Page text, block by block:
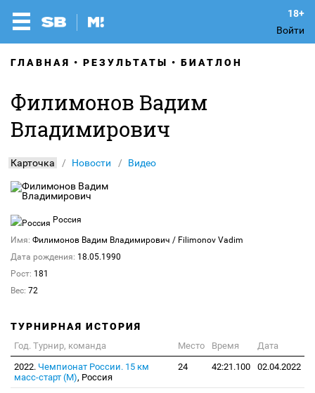
Войти
ГЛАВНАЯ РЕЗУЛЬТАТЫ БИАТЛОН
Филимонов Вадим
Владимирович
Карточка Новости Видео
Россия
Имя: Филимонов Вадим Владимирович / Filimonov Vadim
Дата рождения: 18.05.1990
Рост: 181
Вес: 72
ТУРНИРНАЯ ИСТОРИЯ
Год. Турнир, команда Место Время
Дата
2022. Чемпионат России. 15 км
масс-старт (М), Россия
24 42:21.100 02.04.2022